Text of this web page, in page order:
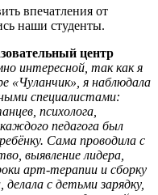
впечатления от
наши студенты.
центр
интересной, так как я
«Чуланчик», я наблюдала
специалистами:
психолога,
педагога был
Сама проводила с
выявление лидера,
арт-терапии и сборку
с детьми зарядку,